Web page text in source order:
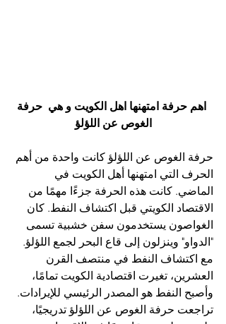
اهم حرفة امتهنها اهل الكويت و هي  حرفة
الغوص عن اللؤلؤ
حرفة الغوص عن اللؤلؤ كانت واحدة من أهم
الحرف التي امتهنها أهل الكويت في
الماضي. كانت هذه الحرفة جزءًا مهمًا من
الاقتصاد الكويتي قبل اكتشاف النفط. كان
الغواصون يستخدمون سفن خشبية تسمى
"الدواو" وينزلون إلى قاع البحر لجمع اللؤلؤ.
مع اكتشاف النفط في منتصف القرن
العشرين، تغيرت اقتصادية الكويت تمامًا،
وأصبح النفط هو المصدر الرئيسي للإيرادات.
تراجعت حرفة الغوص عن اللؤلؤ تدريجيًا،